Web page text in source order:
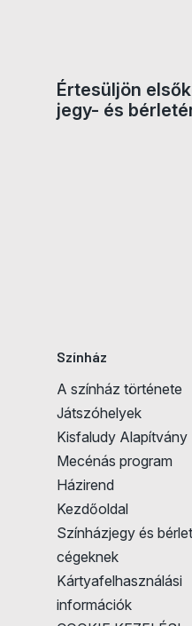
Értesüljön
jegy- és
Színház
A színház története
Játszóhelyek
Kisfaludy Alapítvány
Mecénás program
Házirend
Kezdőoldal
Színházjegy és bérlet
cégeknek
Kártyafelhasználási
információk